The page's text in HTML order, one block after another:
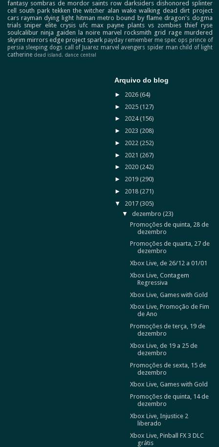
fantasy sombras de mordor saints row darksiders dishonored splinter
cell
south park tekken the witcher alan wake walking dead dirt project
cars rayman dying light hitman metro bound by flame dragon's dogma
trials sniper elite crysis ufc max payne plants vs zombies thief ryse
soulcalibur ninja gaiden la noire marvel rocksmith grid rage murdered
skyrim mirrors edge project spark payday remember me spec ops prince of
persia sleeping dogs call of Juarez marvel avengers spider man child of light
catherine dead island. dance central
Arquivo do blog
► 2026 (64)
► 2025 (127)
► 2024(156)
► 2023 (208)
► 2022 (252)
► 2021 (267)
► 2020 (242)
► 2019 (290)
► 2018 (271)
▼ 2017 (305)
▼dezembro(23)
Promoções de quinta, 28 de
dezembro
Promoções de quarta, 27 de
dezembro
Xbox Live, de 26/12 a 01/01
Xbox Live, Contagem
Regressiva
Xbox Live, Games with Gold
Xbox Live, Promoção de Fim
de Ano
Promoções de terça, 19 de
dezembro
Xbox Live, de 19 a 25 de
dezembro
Promoções de sexta, 15 de
dezembro
Xbox Live, Games with Gold
Promoções de quinta, 14 de
dezembro
Xbox Live, Injustice 2
liberado
Xbox Live, Pinball FX 3 DLC
grátis